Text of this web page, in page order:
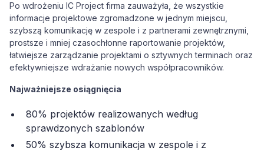
Po wdrożeniu IC Project firma zauważyła, że wszystkie
informacje projektowe zgromadzone w jednym miejscu,
szybszą komunikację w zespole i z partnerami zewnętrznymi,
prostsze i mniej czasochłonne raportowanie projektów,
łatwiejsze zarządzanie projektami o sztywnych terminach oraz
efektywniejsze wdrażanie nowych współpracowników.
Najważniejsze osiągnięcia
80% projektów realizowanych według
sprawdzonych szablonów
50% szybsza komunikacja w zespole i z